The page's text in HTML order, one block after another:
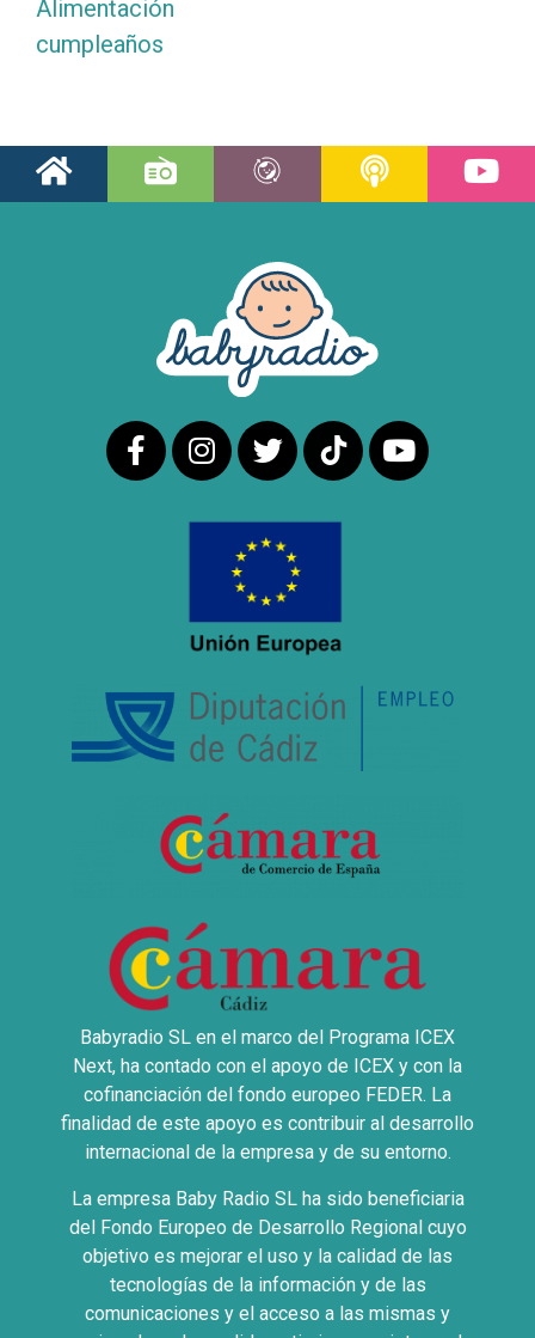
Alimentación
cumpleaños
Babyradio SL en el marco del Programa ICEX
Next, ha contado con el apoyo de ICEX y con la
cofinanciación del fondo europeo FEDER. La
finalidad de este apoyo es contribuir al desarrollo
internacional de la empresa y de su entorno.
La empresa Baby Radio SL ha sido beneficiaria
del Fondo Europeo de Desarrollo Regional cuyo
objetivo es mejorar el uso y la calidad de las
tecnologías de la información y de las
comunicaciones y el acceso a las mismas y